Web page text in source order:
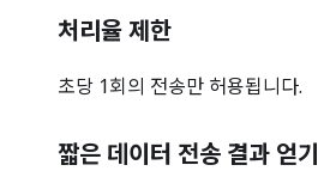
처리율 제한
초당 1회의 전송만 허용됩니다.
짧은 데이터 전송 결과 얻기